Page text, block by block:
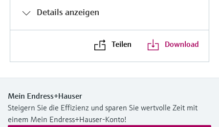
Details anzeigen
Teilen Download
Mein Endress+Hauser
Steigern Sie die Effizienz und sparen Sie wertvolle Zeit mit
einem Mein Endress+Hauser-Konto!